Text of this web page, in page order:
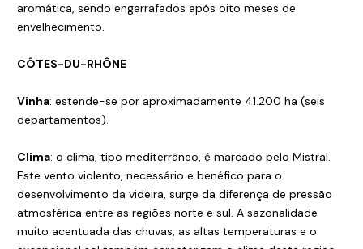
aromática, sendo engarrafados após oito meses de
envelhecimento.
CÔTES-DU-RHÔNE
Vinha: estende-se por aproximadamente 41.200 ha (seis
departamentos).
Clima: o clima, tipo mediterrâneo, é marcado pelo Mistral.
Este vento violento, necessário e benéfico para o
desenvolvimento da videira, surge da diferença de pressão
atmosférica entre as regiões norte e sul. A sazonalidade
muito acentuada das chuvas, as altas temperaturas e o